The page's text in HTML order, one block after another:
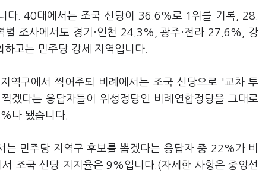
다. 40대에서는 조국 신당이 36.6%로 1위를 기록, 28.
조사에서도 경기·인천 24.3%, 광주·전라 27.6%, 강
고는 민주당 강세 지역입니다.
역구에서 찍어주되 비례에서는 조국 신당으로 '교차 투
겠다는 응답자들이 위성정당인 비례연합정당을 그대로
나 됐습니다.
는 민주당 지역구 후보를 뽑겠다는 응답자 중 22%가 비
조국 신당 지지율은 9%입니다.(자세한 사항은 중앙선